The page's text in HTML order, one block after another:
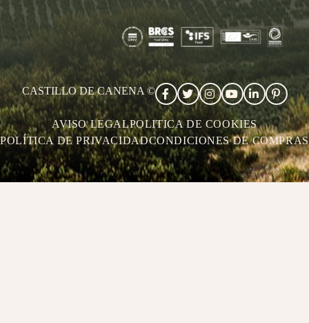
CASTILLO DE CANENA ©
AVISO LEGALPOLITICA DE COOKIES
POLÍTICA DE PRIVACIDADCONDICIONES DE COMPRAS